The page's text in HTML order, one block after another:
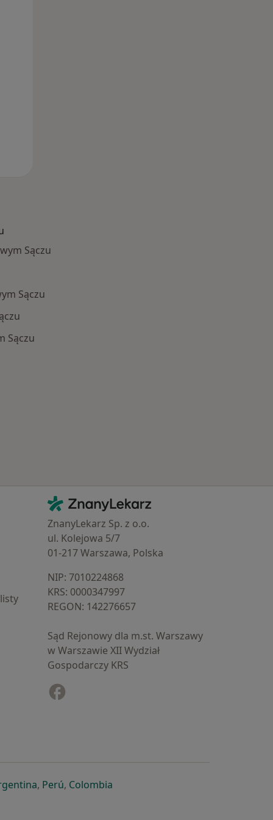
Sączu
Sączu
Sączu
Kontakt
ZnanyLekarz - Strona główna
ZnanyLekarz Sp. z o.o.
ul. Kolejowa 5/7
01-217 Warszawa, Polska
NIP: ⁠7010224868
KRS: ⁠0000347997
REGON: ⁠142276657
Sąd Rejonowy dla m.st. Warszawy
w Warszawie XII Wydział
Gospodarczy KRS
karcie
w nowej karcie
się w nowej karcie
otwiera się w nowej karcie
, Perúotwiera się w nowej karcie
, Colombiaotwiera się w nowej karcie